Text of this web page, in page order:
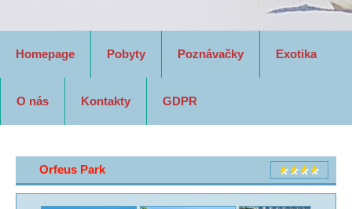
Homepage Pobyty Poznávačky Exotika
O nás Kontakty GDPR
Orfeus Park